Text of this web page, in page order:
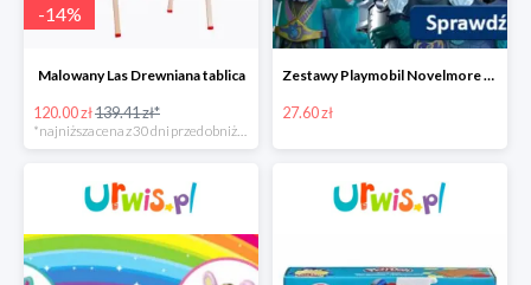
-14%
Malowany Las Drewniana tablica
120.00 zł139.41 zł*
Zestawy Playmobil Novelmore w Urwis.pl od 27,90 zł
27.60 zł